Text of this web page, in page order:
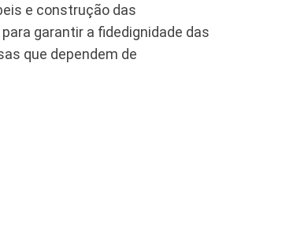
e construção das
garantir a fidedignidade das
que dependem de